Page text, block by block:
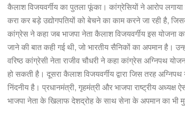
कैलाश विजयवर्गीय का पुतला फूंका। कांग्रेसियों ने आरोप
करा कर बड़े उद्योगपतियों को बेचने का काम करने जा रही है,
कांग्रेस ने कहा जब भाजपा नेता कैलाश विजयवर्गीय इस योजना का
जाने की बात कही गई थी, जो भारतीय सैनिकों का अपमान है।
वरिष्ठ कांग्रेसी नेता राजीव चौधरी ने कहा कांग्रेस अग्निपथ
हो सकती है। दूसरा कैलाश विजयवर्गीय द्वारा जिस तरह
निंदनीय है। प्रधानमंत्री, गृहमंत्री और भाजपा राष्ट्रीय अध्यक्ष
भाजपा नेता के खिलाफ देशद्रोह के साथ सेना के अपमान का भी